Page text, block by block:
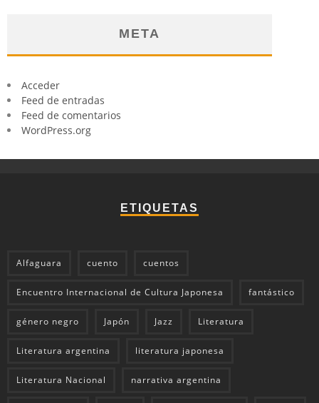
META
Acceder
Feed de entradas
Feed de comentarios
WordPress.org
ETIQUETAS
Alfaguara cuento cuentos
Encuentro Internacional de Cultura Japonesa fantástico
género negro Japón Jazz Literatura
Literatura argentina literatura japonesa
Literatura Nacional narrativa argentina